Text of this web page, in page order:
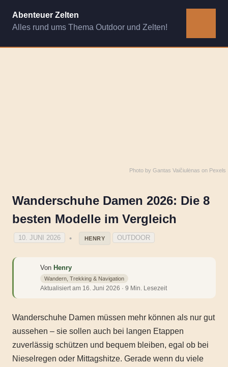
Inhalt
Abenteuer Zelten
Alles rund ums Thema Outdoor und Zelten!
Photo by Gantas Vaičiulėnas on Pexels
Wanderschuhe Damen 2026: Die 8
besten Modelle im Vergleich
10. JUNI 2026 HENRY OUTDOOR
Von Henry
Wandern, Trekking & Navigation
Aktualisiert am 16. Juni 2026 · 9 Min. Lesezeit
Wanderschuhe Damen müssen mehr können als nur gut
aussehen – sie sollen auch bei langen Etappen
zuverlässig schützen und bequem bleiben, egal ob bei
Nieselregen oder Mittagshitze. Gerade wenn du viele